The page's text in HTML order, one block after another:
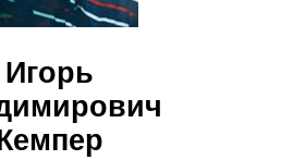
Игорь